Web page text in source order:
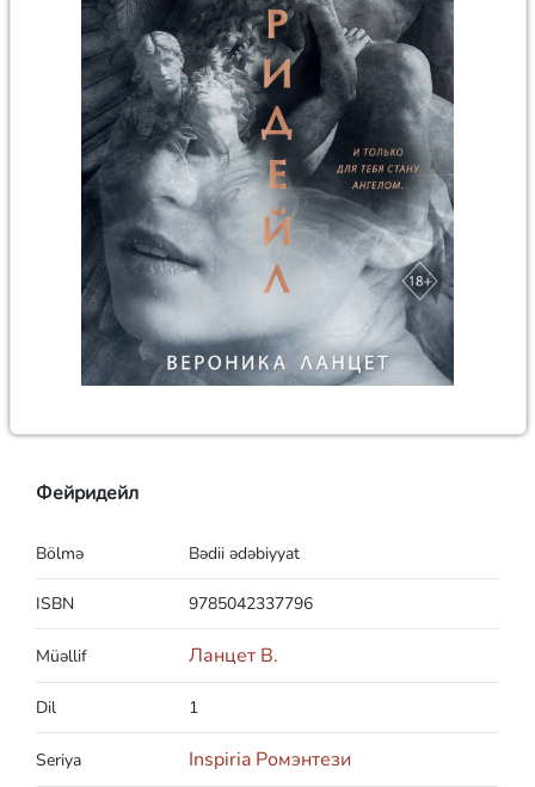
Фейридейл
Bölmə Bədii ədəbiyyat
ISBN 9785042337796
Müəllif Ланцет В.
Dil 1
Seriya Inspiria Ромэнтези